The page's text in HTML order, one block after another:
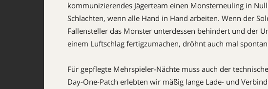
kommunizierendes Jägerteam einen Monsterneuling in
Schlachten, wenn alle Hand in Hand arbeiten. Wenn der
Fallensteller das Monster unterdessen behindert und der
einem Luftschlag fertigzumachen, dröhnt auch mal
Für gepflegte Mehrspieler-Nächte muss auch der
Day-One-Patch erlebten wir mäßig lange Lade- und